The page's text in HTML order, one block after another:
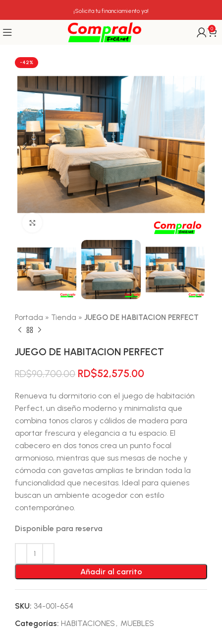
¡Solicita tu financiamiento ya!
0
-42%
Portada » Tienda » JUEGO DE HABITACION PERFECT
JUEGO DE HABITACION PERFECT
RD$90,700.00 El
original
era:
RD$90,700.00.
RD$52,575.00El
actual
es:
RD$52,575.00.
Renueva tu dormitorio con el juego de habitación
Perfect, un diseño moderno y minimalista que
combina tonos claros y cálidos de madera para
aportar frescura y elegancia a tu espacio. El
cabecero en dos tonos crea un punto focal
armonioso, mientras que sus mesas de noche y
cómoda con gavetas amplias te brindan toda la
funcionalidad que necesitas. Ideal para quienes
buscan un ambiente acogedor con estilo
contemporáneo.
Disponible para reserva
Añadir al carrito
SKU: 34-001-654
Categorías: HABITACIONES , MUEBLES